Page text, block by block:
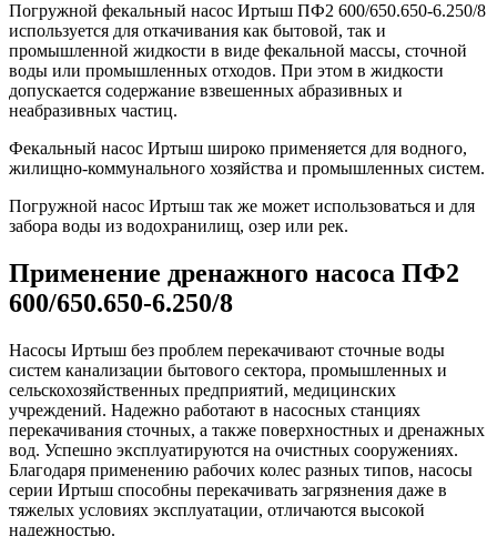
Погружной фекальный насос Иртыш ПФ2 600/650.650-6.250/8
используется для откачивания как бытовой, так и
промышленной жидкости в виде фекальной массы, сточной
воды или промышленных отходов. При этом в жидкости
допускается содержание взвешенных абразивных и
неабразивных частиц.
Фекальный насос Иртыш широко применяется для водного,
жилищно-коммунального хозяйства и промышленных систем.
Погружной насос Иртыш так же может использоваться и для
забора воды из водохранилищ, озер или рек.
Применение дренажного насоса ПФ2
600/650.650-6.250/8
Насосы Иртыш без проблем перекачивают сточные воды
систем канализации бытового сектора, промышленных и
сельскохозяйственных предприятий, медицинских
учреждений. Надежно работают в насосных станциях
перекачивания сточных, а также поверхностных и дренажных
вод. Успешно эксплуатируются на очистных сооружениях.
Благодаря применению рабочих колес разных типов, насосы
серии Иртыш способны перекачивать загрязнения даже в
тяжелых условиях эксплуатации, отличаются высокой
надежностью.